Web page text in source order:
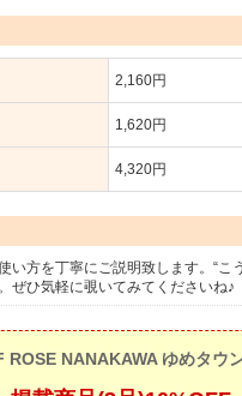
2,160円
1,620円
4,320円
方を丁寧にご説明致します。“こ
ぜひ気軽に覗いてみてくださいね♪
ROSE NANAKAWA ゆめタウ